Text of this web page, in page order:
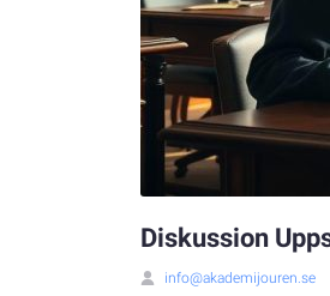
Diskussion
info@akademijouren.se